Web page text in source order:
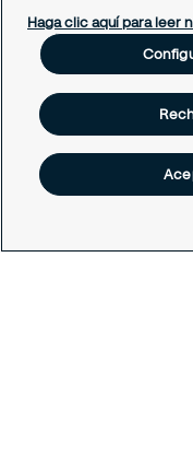
Periódico Securitízate
Un café con Securitas
Legal
Nuestras políticas
Política de Cookies
Configuración cookies
Haga clic aquí para leer